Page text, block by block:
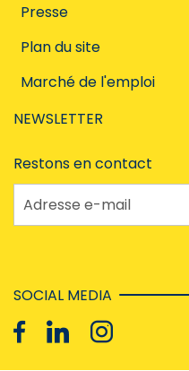
Presse
Plan du site
Marché de l'emploi
NEWSLETTER
Restons en contact
Adresse e-mail
SOCIAL MEDIA